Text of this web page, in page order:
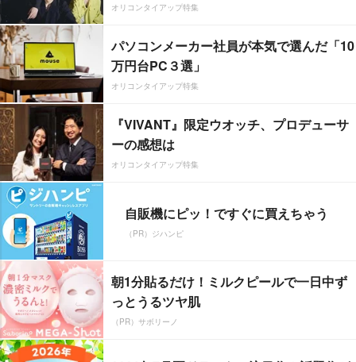
オリコンタイアップ特集
パソコンメーカー社員が本気で選んだ「10
万円台PC３選」
オリコンタイアップ特集
『VIVANT』限定ウオッチ、プロデューサ
ーの感想は
オリコンタイアップ特集
自販機にピッ！ですぐに買えちゃう
（PR）ジハンピ
朝1分貼るだけ！ミルクピールで一日中ず
っとうるツヤ肌
（PR）サボリーノ